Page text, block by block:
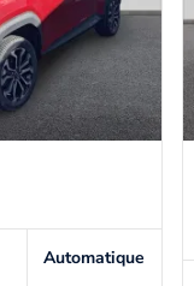
Automatique